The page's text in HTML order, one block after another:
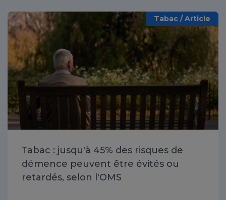
Tabac / Article
Tabac : jusqu'à 45% des risques de
démence peuvent être évités ou
retardés, selon l'OMS